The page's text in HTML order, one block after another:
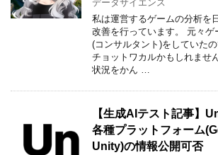
データサイエンス
私は運営するゲームの分析を
改善を行っています。 元々ゲ
(コンサルタント)をしていた
チョットワカルかもしれませ
状況をかん …
【生成AIテスト記事】
各種プラットフォーム
Unity)の情報公開可否